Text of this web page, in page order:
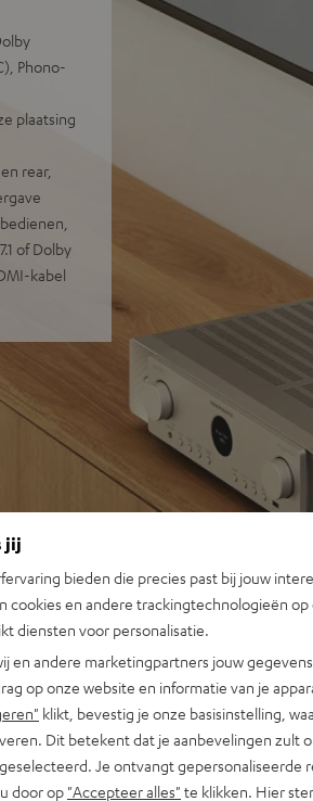
Phono-
plaatsing
rear,
of Dolby
kabel
jij
bieden die precies past bij jouw
cookies en andere trackingtechnologieën op
diensten voor personalisatie.
en andere marketingpartners jouw
op onze website en informatie van je
klikt, bevestig je onze basisinstelling,
Dit betekent dat je aanbevelingen zult
Je ontvangt gepersonaliseerde
door op "Accepteer alles" te klikken. Hier